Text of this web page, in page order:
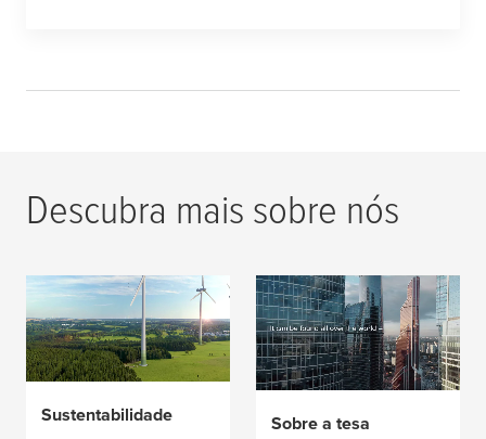
Descubra mais sobre nós
Sustentabilidade Sobre a tesa